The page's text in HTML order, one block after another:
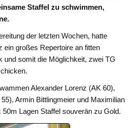
Staffel zu schwimmen,
der letzten Wochen, hatte
ein großes Repertoire an fitten
und somit die Möglichkeit, zwei TG
Alexander Lorenz (AK 60),
Armin Bittlingmeier und Maximilian
Lagen Staffel souverän zu Gold.